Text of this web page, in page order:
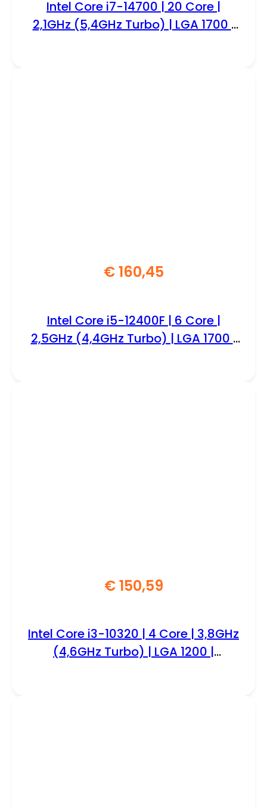
Intel Core i7-14700 | 20 Core |
2,1GHz (5,4GHz Turbo) | LGA 1700 |
€160,45
Intel Core i5-12400F | 6 Core |
2,5GHz (4,4GHz Turbo) | LGA 1700 |
€150,59
Intel Core i3-10320 | 4 Core | 3,8GHz
(4,6GHz Turbo) | LGA 1200 |